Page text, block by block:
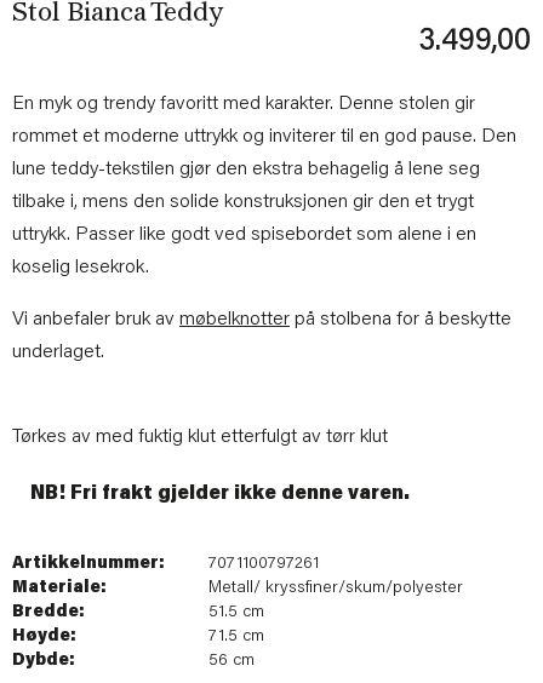
Stol Bianca Teddy
3.499,00
En myk og trendy favoritt med karakter. Denne stolen gir
rommet et moderne uttrykk og inviterer til en god pause. Den
lune teddy-tekstilen gjør den ekstra behagelig å lene seg
tilbake i, mens den solide konstruksjonen gir den et trygt
uttrykk. Passer like godt ved spisebordet som alene i en
koselig lesekrok.
Vi anbefaler bruk av møbelknotter på stolbena for å beskytte
underlaget.
Tørkes av med fuktig klut etterfulgt av tørr klut
NB! Fri frakt gjelder ikke denne varen.
Artikkelnummer:
7071100797261
Materiale:
Metall/ kryssfiner/skum/polyester
Bredde:
51.5 cm
Høyde:
71.5 cm
Dybde:
56 cm